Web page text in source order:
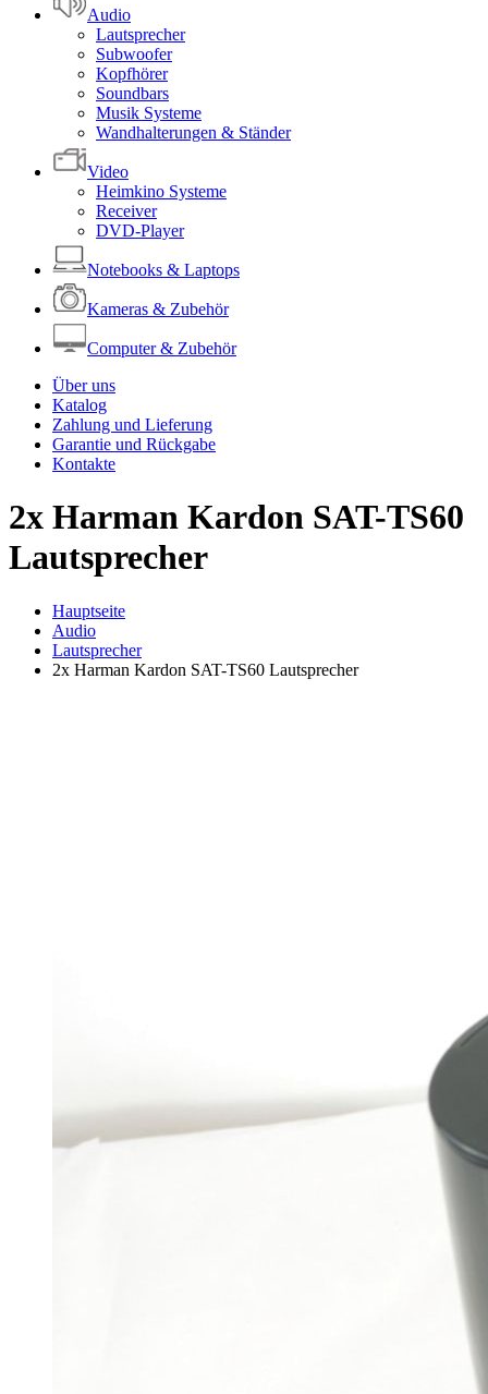
Audio
Lautsprecher
Subwoofer
Kopfhörer
Soundbars
Musik Systeme
Wandhalterungen & Ständer
Video
Heimkino Systeme
Receiver
DVD-Player
Notebooks & Laptops
Kameras & Zubehör
Computer & Zubehör
Über uns
Katalog
Zahlung und Lieferung
Garantie und Rückgabe
Kontakte
2x Harman Kardon SAT-TS60
Lautsprecher
Hauptseite
Audio
Lautsprecher
2x Harman Kardon SAT-TS60 Lautsprecher